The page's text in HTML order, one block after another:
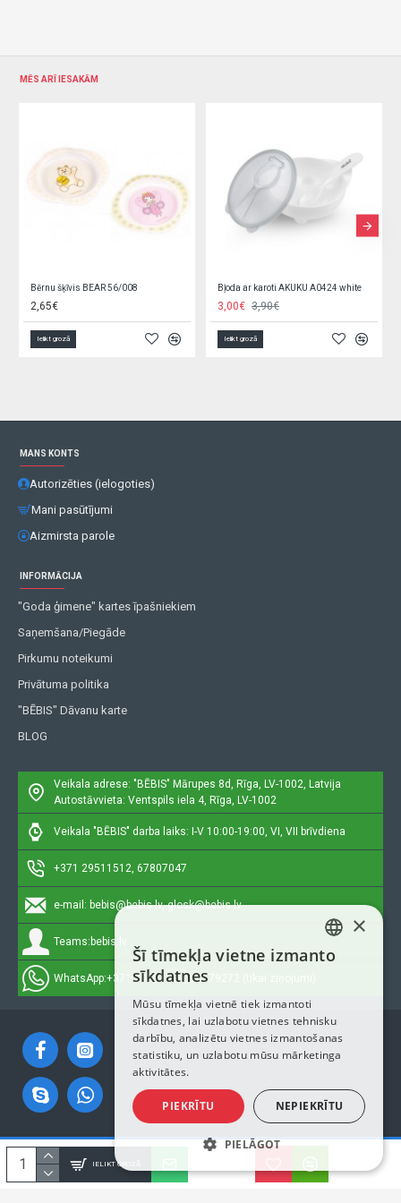
IELIKT GROZĀ
MĒS ARĪ IESAKĀM
Bērnu šķīvis BEAR 56/008
2,65€
Ielikt grozā
Bļoda ar karoti AKUKU A0424 white
3,00€ 3,90€
Ielikt grozā
MANS KONTS
Autorizēties (ielogoties)
Mani pasūtījumi
Aizmirsta parole
INFORMĀCIJA
"Goda ģimene" kartes īpašniekiem
Saņemšana/Piegāde
Pirkumu noteikumi
Privātuma politika
"BĒBIS" Dāvanu karte
BLOG
Veikala adrese: "BĒBIS" Mārupes 8d, Rīga, LV-1002, Latvija
Autostāvvieta: Ventspils iela 4, Rīga, LV-1002
Veikala "BĒBIS" darba laiks: I-V 10:00-19:00, VI, VII brīvdiena
+371 29511512, 67807047
e-mail: bebis@bebis.lv, glosk@bebis.lv
Teams: bebis.lv
WhatsApp:+371 29511512, 20579272 (tikai ziņojumi)
Autortiesības © 2023, Bebis.lv, Visas tiesības aizsargātas
LATVIAN
ENGLISH
×
Šī tīmekļa vietne izmanto
sīkdatnes
Mūsu tīmekļa vietnē tiek izmantoti
sīkdatnes, lai uzlabotu vietnes tehnisku
darbību, analizētu vietnes izmantošanas
statistiku, un uzlabotu mūsu mārketinga
aktivitātes.
PIEKRĪTU NEPIEKRĪTU
PIELĀGOT